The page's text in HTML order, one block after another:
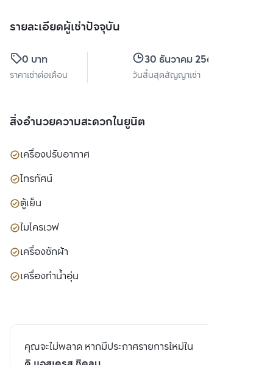
รายละเอียดผู้เช่าปัจจุบัน
0 บาท
ราคาเช่าต่อเดือน
30 ธันวาคม 2569
วันสิ้นสุดสัญญาเช่า
สิ่งอำนวยความสะดวกในยูนิต
เครื่องปรับอากาศ
โทรทัศน์
ตู้เย็น
ไมโครเวฟ
เครื่องซักผ้า
เครื่องทำน้ำอุ่น
คุณจะไม่พลาด หากมีประกาศรายการใหม่ใน